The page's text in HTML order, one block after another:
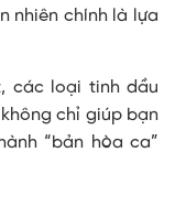
nhiên chính là lựa
các loại tinh dầu
không chỉ giúp bạn
“bản hòa ca”